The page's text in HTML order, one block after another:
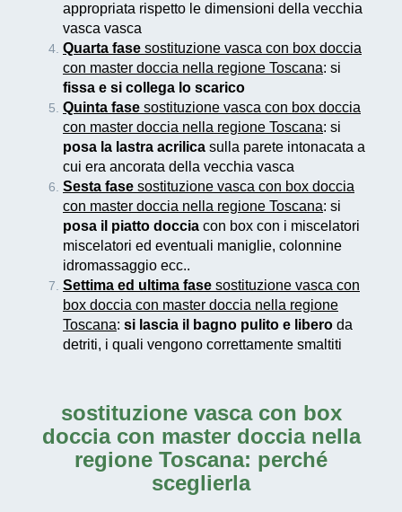
appropriata rispetto le dimensioni della vecchia
vasca vasca
Quarta fase sostituzione vasca con box doccia
con master doccia nella regione Toscana: si
fissa e si collega lo scarico
Quinta fase sostituzione vasca con box doccia
con master doccia nella regione Toscana: si
posa la lastra acrilica sulla parete intonacata a
cui era ancorata della vecchia vasca
Sesta fase sostituzione vasca con box doccia
con master doccia nella regione Toscana: si
posa il piatto doccia con box con i miscelatori
miscelatori ed eventuali maniglie, colonnine
idromassaggio ecc..
Settima ed ultima fase sostituzione vasca con
box doccia con master doccia nella regione
Toscana: si lascia il bagno pulito e libero da
detriti, i quali vengono correttamente smaltiti
sostituzione vasca con box
doccia con master doccia nella
regione Toscana: perché
sceglierla